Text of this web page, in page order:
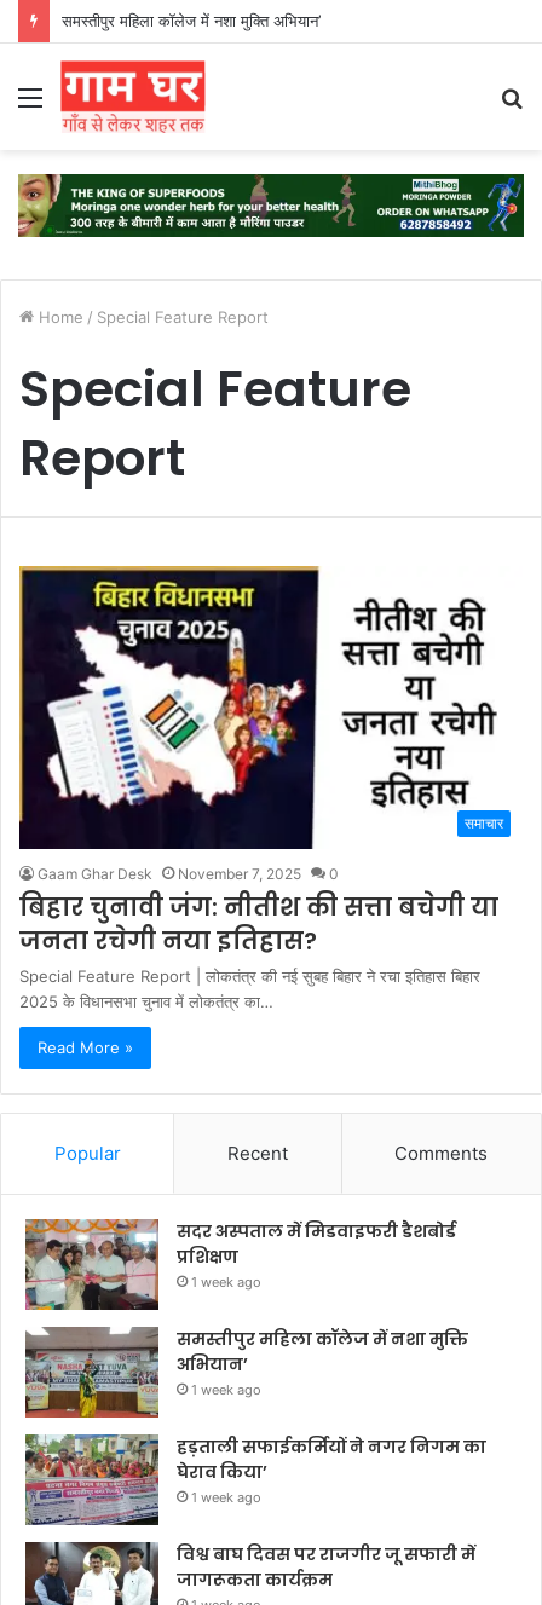
समस्तीपुर महिला कॉलेज में नशा मुक्ति अभियान’
Menu
Home / Special Feature Report
Special Feature
Report
समाचार
Gaam Ghar Desk November 7, 2025 0
बिहार चुनावी जंग: नीतीश की सत्ता बचेगी या
जनता रचेगी नया इतिहास?
Special Feature Report | लोकतंत्र की नई सुबह बिहार ने रचा इतिहास बिहार
2025 के विधानसभा चुनाव में लोकतंत्र का…
Read More »
Popular Recent Comments
सदर अस्पताल में मिडवाइफरी डैशबोर्ड
प्रशिक्षण
1 week ago
समस्तीपुर महिला कॉलेज में नशा मुक्ति
अभियान’
1 week ago
हड़ताली सफाईकर्मियों ने नगर निगम का
घेराव किया’
1 week ago
विश्व बाघ दिवस पर राजगीर जू सफारी में
जागरूकता कार्यक्रम